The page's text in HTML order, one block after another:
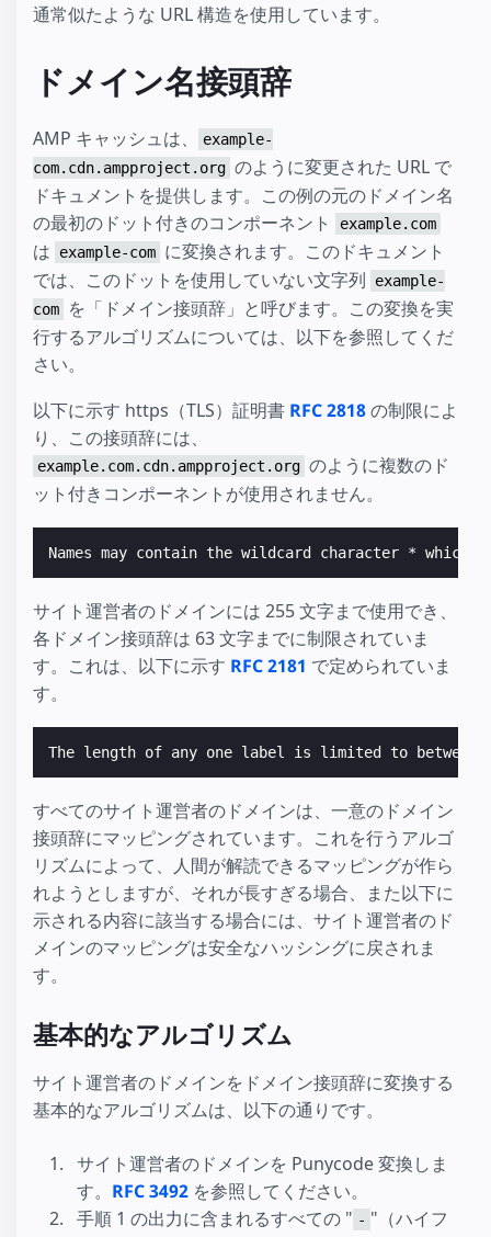
通常似たような URL 構造を使用しています。
ドメイン名接頭辞
AMP キャッシュは、
example-
com.cdn.ampproject.org のように変更された URL で
ドキュメントを提供します。この例の元のドメイン名
の最初のドット付きのコンポーネント
example.com
は example-com に変換されます。このドキュメント
では、このドットを使用していない文字列
example-
com
を「ドメイン接頭辞」と呼びます。この変換を実
行するアルゴリズムについては、以下を参照してくだ
さい。
以下に示す https（TLS）証明書 RFC 2818の制限によ
り、この接頭辞には、
example.com.cdn.ampproject.org のように複数のド
ット付きコンポーネントが使用されません。
Names may contain the wildcard character * which
サイト運営者のドメインには 255 文字まで使用でき、
各ドメイン接頭辞は 63 文字までに制限されていま
す。これは、以下に示す RFC 2181 で定められていま
す。
The length of any one label is limited to
すべてのサイト運営者のドメインは、一意のドメイン
接頭辞にマッピングされています。これを行うアルゴ
リズムによって、人間が解読できるマッピングが作ら
れようとしますが、それが長すぎる場合、また以下に
示される内容に該当する場合には、サイト運営者のド
メインのマッピングは安全なハッシングに戻されま
す。
基本的なアルゴリズム
サイト運営者のドメインをドメイン接頭辞に変換する
基本的なアルゴリズムは、以下の通りです。
サイト運営者のドメインを Punycode 変換しま
す。 RFC 3492 を参照してください。
手順 1 の出力に含まれるすべての " - "（ハイフ